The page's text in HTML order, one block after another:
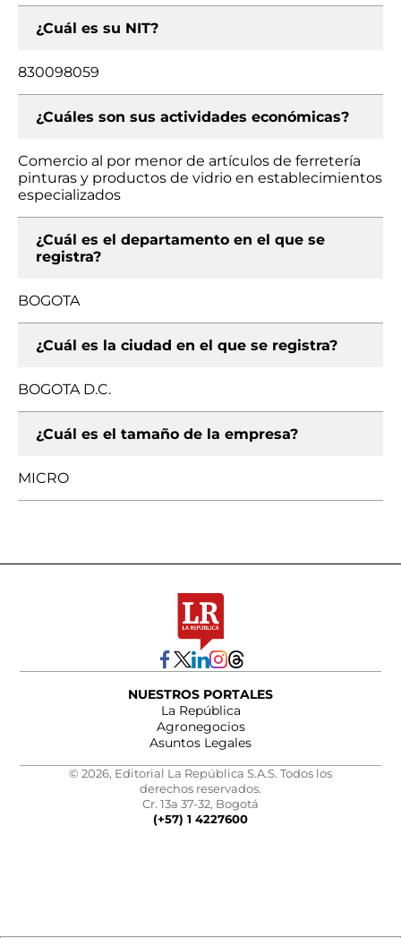
¿Cuál es su NIT?
830098059
¿Cuáles son sus actividades económicas?
Comercio al por menor de artículos de ferretería
pinturas y productos de vidrio en establecimientos
especializados
¿Cuál es el departamento en el que se
registra?
BOGOTA
¿Cuál es la ciudad en el que se registra?
BOGOTA D.C.
¿Cuál es el tamaño de la empresa?
MICRO
NUESTROS PORTALES
La República
Agronegocios
Asuntos Legales
© 2026, Editorial La República S.A.S. Todos los
derechos reservados.
Cr. 13a 37-32, Bogotá
(+57) 1 4227600